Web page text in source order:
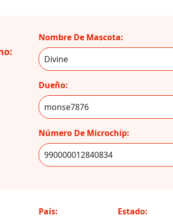
Nombre De Mascota:
Dueño:
Número De Microchip:
País: Estado: